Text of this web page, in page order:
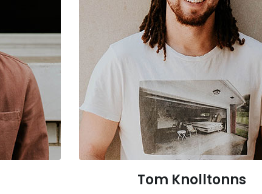
Tom Knolltonns